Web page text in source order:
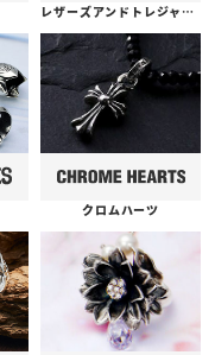
レザーズアンドトレジャーズ
クロムハーツ